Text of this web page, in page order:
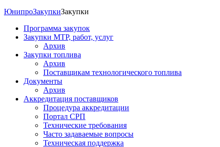
ЮнипроЗакупкиЗакупки
Программа закупок
Закупки МТР, работ, услуг
Архив
Закупки топлива
Архив
Поставщикам технологического топлива
Документы
Архив
Аккредитация поставщиков
Процедура аккредитации
Портал СРП
Технические требования
Часто задаваемые вопросы
Техническая поддержка